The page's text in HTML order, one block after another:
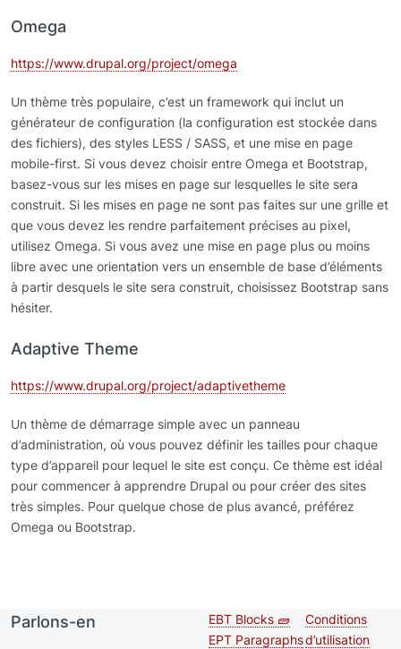
Omega
https://www.drupal.org/project/omega
Un thème très populaire, c’est un framework qui inclut un
générateur de configuration (la configuration est stockée dans
des fichiers), des styles LESS / SASS, et une mise en page
mobile-first. Si vous devez choisir entre Omega et Bootstrap,
basez-vous sur les mises en page sur lesquelles le site sera
construit. Si les mises en page ne sont pas faites sur une grille et
que vous devez les rendre parfaitement précises au pixel,
utilisez Omega. Si vous avez une mise en page plus ou moins
libre avec une orientation vers un ensemble de base d’éléments
à partir desquels le site sera construit, choisissez Bootstrap sans
hésiter.
Adaptive Theme
https://www.drupal.org/project/adaptivetheme
Un thème de démarrage simple avec un panneau
d’administration, où vous pouvez définir les tailles pour chaque
type d’appareil pour lequel le site est conçu. Ce thème est idéal
pour commencer à apprendre Drupal ou pour créer des sites
très simples. Pour quelque chose de plus avancé, préférez
Omega ou Bootstrap.
Parlons-en
Second
EBT Blocks 🧱
EPT Paragraphs
Footer
Conditions
d’utilisation